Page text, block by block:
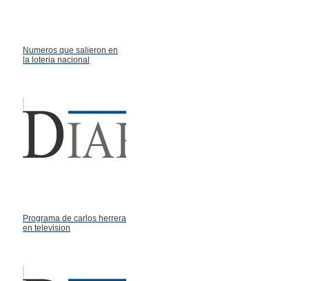
Numeros que salieron en
la loteria nacional
Programa de carlos herrera
en television